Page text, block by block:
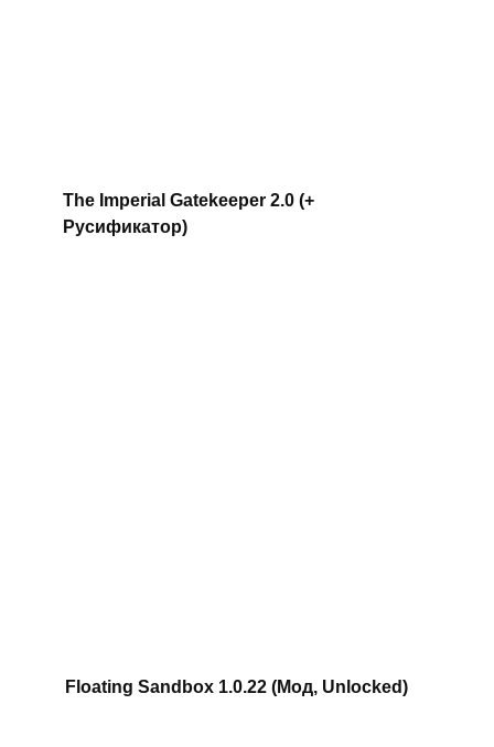
The Imperial Gatekeeper 2.0 (+
Русификатор)
Floating Sandbox 1.0.22 (Мод, Unlocked)